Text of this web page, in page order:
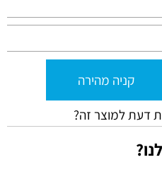
קניה מהירה
דעת למוצר זה?